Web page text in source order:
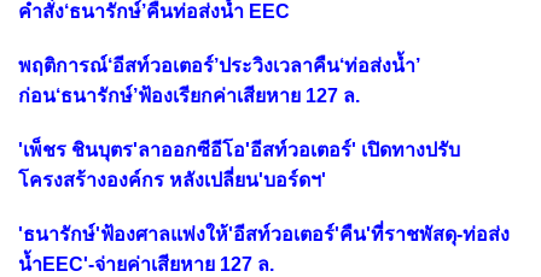
คำสั่ง‘ธนารักษ์’คืนท่อส่งน้ำ EEC
พฤติการณ์‘อีสท์วอเตอร์’ประวิงเวลาคืน‘ท่อส่งน้ำ’
ก่อน‘ธนารักษ์’ฟ้องเรียกค่าเสียหาย 127 ล.
'เพ็ชร ชินบุตร'ลาออกซีอีโอ'อีสท์วอเตอร์' เปิดทางปรับ
โครงสร้างองค์กร หลังเปลี่ยน'บอร์ดฯ'
'ธนารักษ์'ฟ้องศาลแพ่งให้'อีสท์วอเตอร์'คืน'ที่ราชพัสดุ-ท่อส่ง
น้ำEEC'-จ่ายค่าเสียหาย 127 ล.